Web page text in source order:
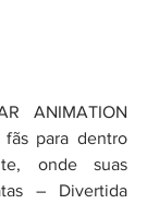
ANIMATION
fãs para dentro
onde suas
– Divertida